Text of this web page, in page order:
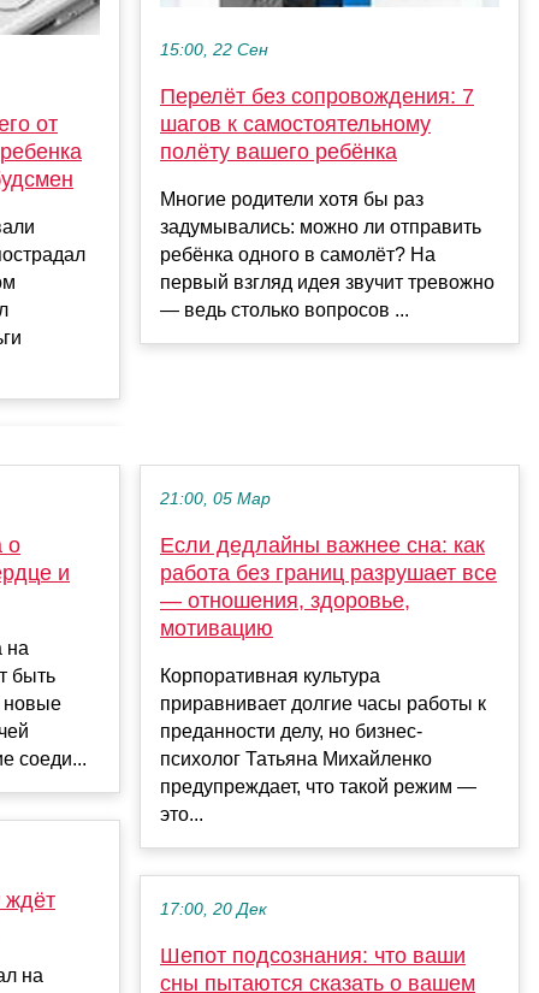
от
15:00, 22 Сен
Перелёт без сопровождения: 7
шагов к самостоятельному
полёту вашего ребёнка
Многие родители хотя бы раз
задумывались: можно ли отправить
ребёнка одного в самолёт? На
первый взгляд идея звучит тревожно
— ведь столько вопросов ...
о
и
на
быть
новые
соеди...
ждёт
на
21:00, 05 Мар
Если дедлайны важнее сна: как
работа без границ разрушает все
— отношения, здоровье,
мотивацию
Корпоративная культура
приравнивает долгие часы работы к
преданности делу, но бизнес-
психолог Татьяна Михайленко
предупреждает, что такой режим —
это...
17:00, 20 Дек
Шепот подсознания: что ваши
сны пытаются сказать о вашем